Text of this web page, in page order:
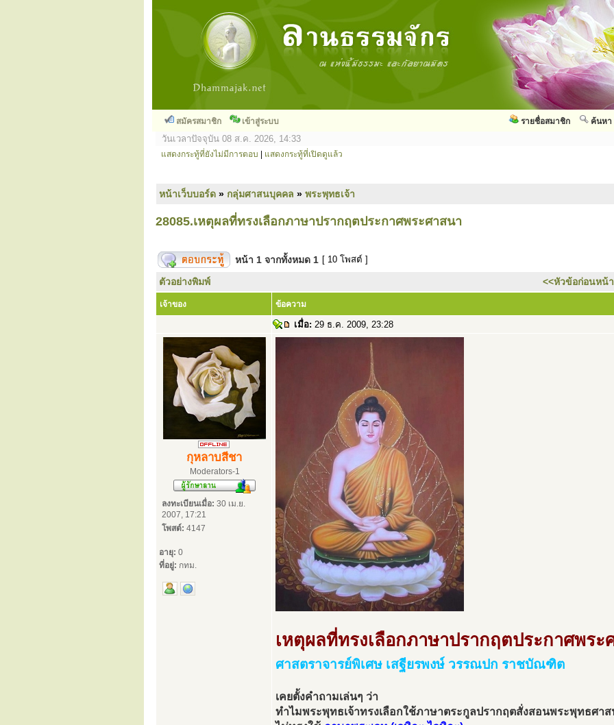
สมัครสมาชิก เข้าสู่ระบบ ค้นหา
รายชื่อสมาชิก
วันเวลาปัจจุบัน 08 ส.ค. 2026, 14:33
แสดงกระทู้ที่ยังไม่มีการตอบ แสดงกระทู้ที่เปิดดูแล้ว
หน้าเว็บบอร์ด » กลุ่มศาสนบุคคล » พระพุทธเจ้า
28085.เหตุผลที่ทรงเลือกภาษาปรากฤตประกาศพระศาสนา
หน้า 1 จากทั้งหมด 1 [ 10 โพสต์ ]
ตัวอย่างพิมพ์ <<หัวข้อก่อนหน้า
เจ้าของ ข้อความ
เมื่อ: 29 ธ.ค. 2009, 23:28
กุหลาบสีชา
Moderators-1
ลงทะเบียนเมื่อ: 30 เม.ย.
2007, 17:21
โพสต์: 4147
อายุ: 0
ที่อยู่: กทม.
เหตุผลที่ทรงเลือกภาษาปรากฤตประกาศพระ
ศาสตราจารย์พิเศษ เสฐียรพงษ์ วรรณปก ราชบัณฑิต
เคยตั้งคำถามเล่นๆ ว่า
ทำไมพระพุทธเจ้าทรงเลือกใช้ภาษาตระกูลปรากฤตสั่งสอนพระพุทธศาส